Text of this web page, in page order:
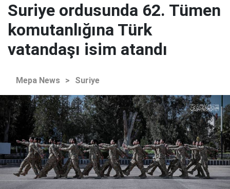
Suriye ordusunda 62. Tümen
komutanlığına Türk
vatandaşı isim atandı
Mepa News > Suriye